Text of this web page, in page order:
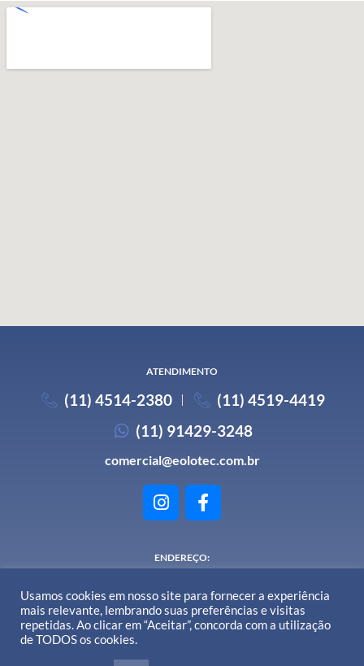
ATENDIMENTO
(11) 4514-2380
(11) 4519-4419
(11) 91429-3248
comercial@eolotec.com.br
ENDEREÇO:
Uma empresa do grupo
Eolotec– Todos os Direitos Reservados
Usamos cookies em nosso site para fornecer a experiência
mais relevante, lembrando suas preferências e visitas
repetidas. Ao clicar em “Aceitar”, concorda com a utilização
de TODOS os cookies.